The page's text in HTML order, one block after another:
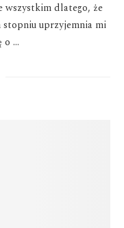
wszystkim dlatego, że
stopniu uprzyjemnia mi
o …